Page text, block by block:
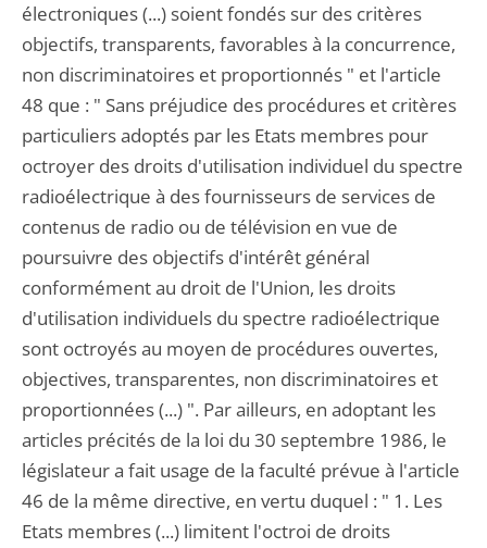
électroniques (...) soient fondés sur des critères
objectifs, transparents, favorables à la concurrence,
non discriminatoires et proportionnés " et l'article
48 que : " Sans préjudice des procédures et critères
particuliers adoptés par les Etats membres pour
octroyer des droits d'utilisation individuel du spectre
radioélectrique à des fournisseurs de services de
contenus de radio ou de télévision en vue de
poursuivre des objectifs d'intérêt général
conformément au droit de l'Union, les droits
d'utilisation individuels du spectre radioélectrique
sont octroyés au moyen de procédures ouvertes,
objectives, transparentes, non discriminatoires et
proportionnées (...) ". Par ailleurs, en adoptant les
articles précités de la loi du 30 septembre 1986, le
législateur a fait usage de la faculté prévue à l'article
46 de la même directive, en vertu duquel : " 1. Les
Etats membres (...) limitent l'octroi de droits